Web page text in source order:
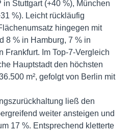
Stuttgart (+40 %), München
%). Leicht rückläufig
hingegen mit
8 % in Hamburg, 7 % in
Frankfurt. Im Top-7-Vergleich
Hauptstadt den höchsten
m², gefolgt von Berlin mit
ließ den
weiter ansteigen und
17 %. Entsprechend kletterte